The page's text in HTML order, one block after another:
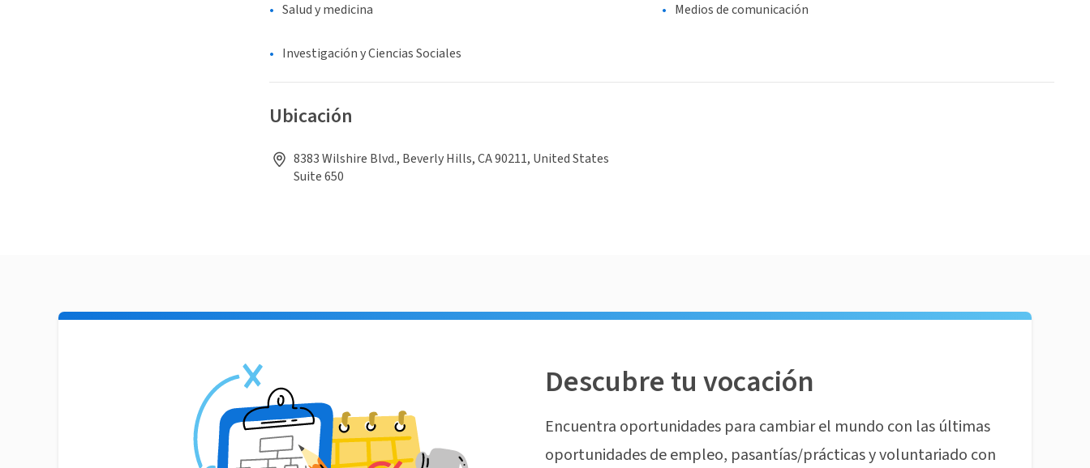
Salud y medicina Medios de comunicación
Investigación y Ciencias Sociales
Ubicación
8383 Wilshire Blvd., Beverly Hills, CA 90211, United States
Suite 650
Descubre tu vocación
Encuentra oportunidades para cambiar el mundo con las últimas
oportunidades de empleo, pasantías/prácticas y voluntariado con